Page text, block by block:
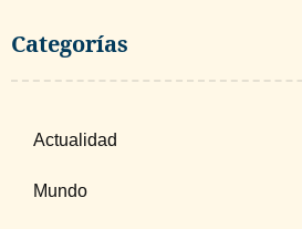
Categorías
Actualidad
Mundo